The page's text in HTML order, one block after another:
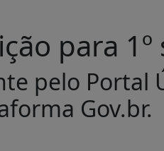
para
pelo Portal
Gov.br.